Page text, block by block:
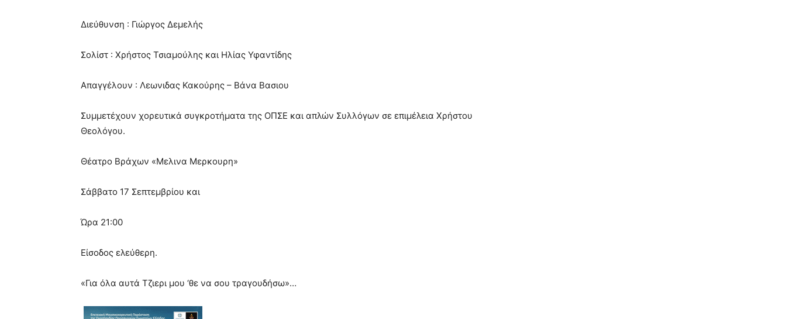
Διεύθυνση : Γιώργος Δεμελής
Σολίστ : Χρήστος Τσιαμούλης και Ηλίας Υφαντίδης
Απαγγέλουν : Λεωνιδας Κακούρης – Βάνα Βασιου
Συμμετέχουν χορευτικά συγκροτήματα της ΟΠΣΕ και απλών Συλλόγων σε επιμέλεια Χρήστου
Θεολόγου.
Θέατρο Βράχων «Μελινα Μερκουρη»
Σάββατο 17 Σεπτεμβρίου και
Ώρα 21:00
Είσοδος ελεύθερη.
«Για όλα αυτά Τζιερι μου ‘θε να σου τραγουδήσω»…